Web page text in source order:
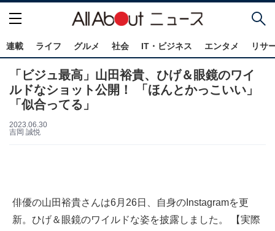
連載 ライフ グルメ 社会 IT・ビジネス エンタメ リサ
「ビジュ最高」山田裕貴、ひげ＆眼鏡のワイ
ルドなショット公開！ 「ほんとかっこいい」
「似合ってる」
2023.06.30
吉岡 誠悦
俳優の山田裕貴さんは6月26日、自身のInstagramを更
新。ひげ＆眼鏡のワイルドな姿を披露しました。 【実際